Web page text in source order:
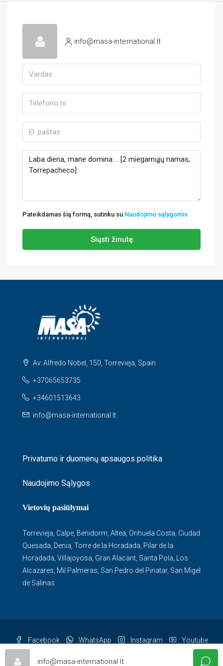
info@masa-international.lt
Pateikdamas šią formą, sutinku su Naudojimo sąlygomis
Siųsti žinutę
Av. Alfredo Nobel, 150, Torrevieja, Spain
+37065653735
+34601513643
info@masa-international.lt
Privatumo ir duomenų apsaugos politika
Naudojimo Sąlygos
Vietovių pasiūlymai
Torrevieja Calpe Benidorm Altea Orihuela Costa Ciudad
Quesada Denia Torre de la Horadada Pilar de la
Horadada Villajoyosa Gran Alacant Santa Pola
Los
Alcazares Mil Palmeras San Pedro del Pinatar, San Migel
de Salinas
Facebook WhatsApp Instagram Youtube
© Masa - All rights reserved
info@masa-international.lt